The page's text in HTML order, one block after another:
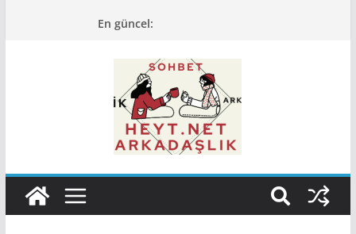
En güncel: